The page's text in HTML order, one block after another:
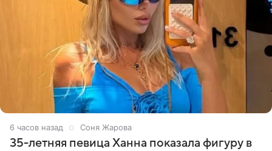
6 часов назад Соня Жарова
35-летняя певица Ханна показала фигуру в